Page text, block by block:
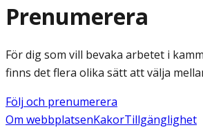
Prenumerera
För dig som vill bevaka arbetet i
finns det flera olika sätt att välja
Följ och prenumerera
Om webbplatsenKakorTillgänglighet